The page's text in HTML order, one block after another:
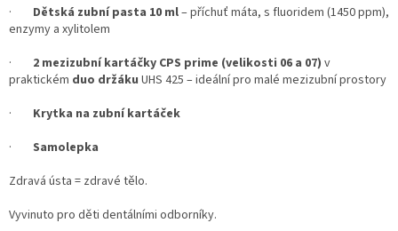
· Dětská zubní pasta 10 ml– příchuť máta, s fluoridem (1450 ppm),
enzymy a xylitolem
· 2 mezizubní kartáčky CPS prime (velikosti 06 a 07) v
praktickém duo držáku UHS 425 – ideální pro malé mezizubní prostory
· Krytka na zubní kartáček
· Samolepka
Zdravá ústa = zdravé tělo.
Vyvinuto pro děti dentálními odborníky.